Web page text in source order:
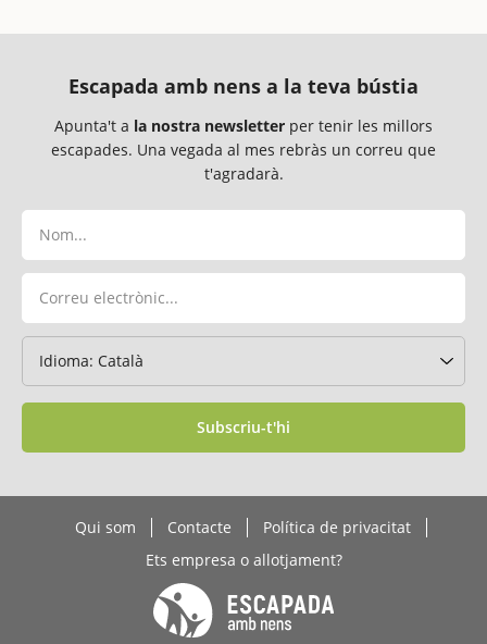
Escapada amb nens a la teva bústia
Apunta't a la nostra newsletter per tenir les millors
escapades. Una vegada al mes rebràs un correu que
t'agradarà.
Subscriu-t'hi
Qui som Contacte
Política de privacitat
Ets empresa o allotjament?